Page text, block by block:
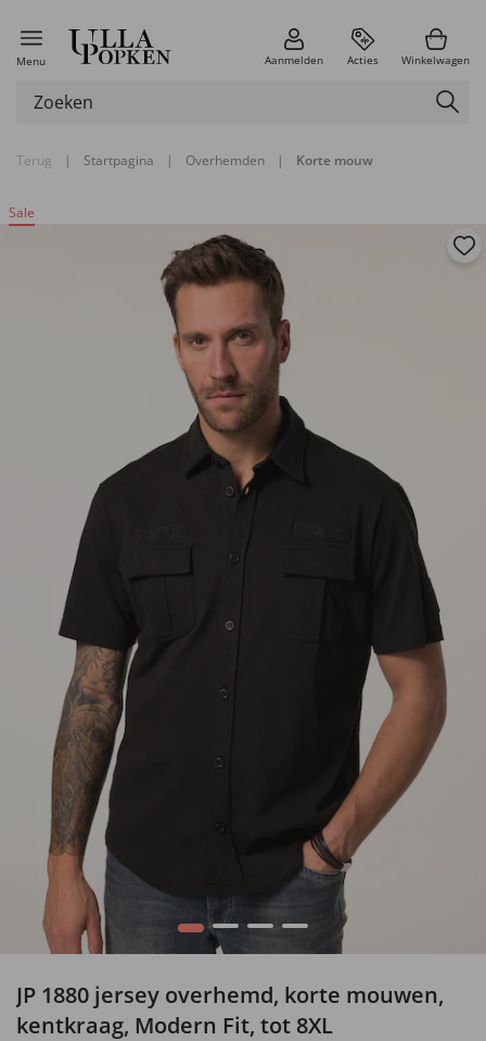
Menu Aanmelden Acties Winkelwagen
Terug | Startpagina | Overhemden | Korte mouw
Sale
1 2 3 4
JP 1880 jersey overhemd, korte mouwen,
kentkraag, Modern Fit, tot 8XL